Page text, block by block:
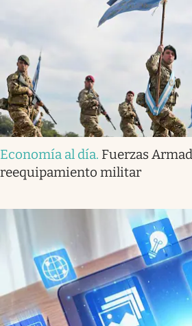
Economía al día. Fuerzas
reequipamiento militar